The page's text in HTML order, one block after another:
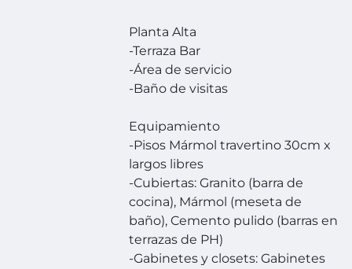
Planta Alta
-Terraza Bar
-Área de servicio
-Baño de visitas
Equipamiento
-Pisos Mármol travertino 30cm x
largos libres
-Cubiertas: Granito (barra de
cocina), Mármol (meseta de
baño), Cemento pulido (barras en
terrazas de PH)
-Gabinetes y closets: Gabinetes